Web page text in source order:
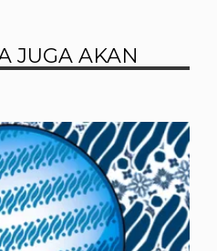
JUGA AKAN